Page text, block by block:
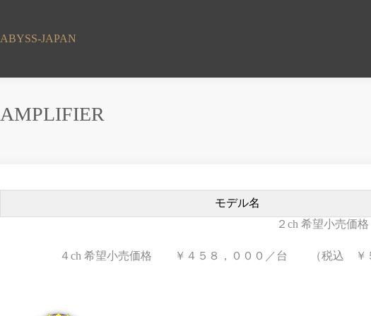
テ
へ
キ
ッ
ABYSS-JAPAN
AMPLIFIER
モデル名
２ch 希望小売
４ch 希望小売価格 ￥４５８，０００／台 （税込 ￥５